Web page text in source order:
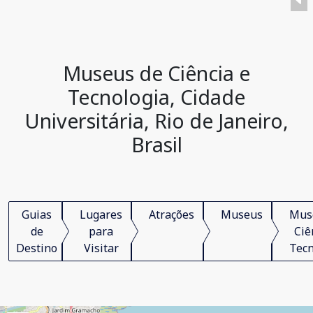
Museus de Ciência e
Tecnologia, Cidade
Universitária, Rio de Janeiro,
Brasil
Guias
de
Destino
Lugares
para
Visitar
Atrações Museus